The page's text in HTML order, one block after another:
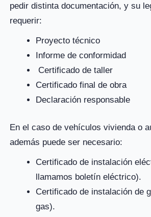
pedir distinta documentación, y su
requerir:
Proyecto técnico
Informe de conformidad
Certificado de taller
Certificado final de obra
Declaración responsable
En el caso de vehículos vivienda o
además puede ser necesario:
Certificado de instalación
llamamos boletín eléctrico).
Certificado de instalación de
gas).